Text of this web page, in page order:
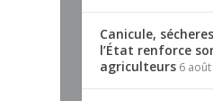
Canicule,
l’État renforce
agriculteurs 6